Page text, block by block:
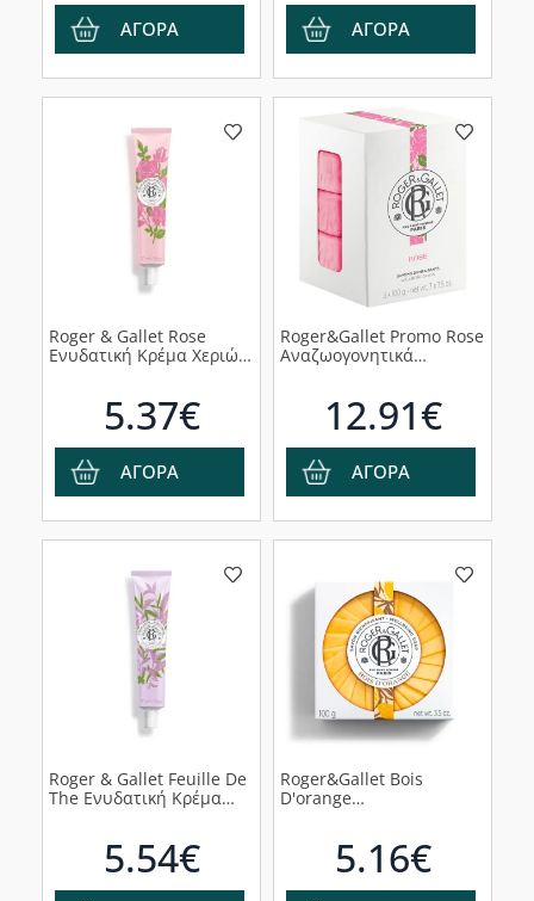
ΑΓΟΡΑ ΑΓΟΡΑ
Roger & Gallet Rose
Ενυδατική Κρέμα Χεριών,
5.37€
ΑΓΟΡΑ
Roger&Gallet Promo Rose
Aναζωογονητικά
12.91€
ΑΓΟΡΑ
Roger & Gallet Feuille De
The Ενυδατική Κρέμα
5.54€
Roger&Gallet Bois
D'orange
5.16€